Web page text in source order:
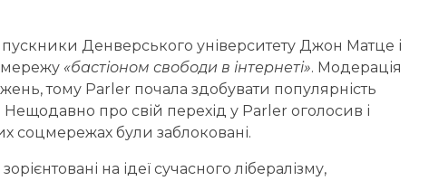
Денверського університету Джон Матце і
«бастіоном свободи в інтернеті». Модерація
тому Parler почала здобувати популярність
про свій перехід у Parler оголосив і
соцмережах були заблоковані.
на ідеї сучасного лібералізму,